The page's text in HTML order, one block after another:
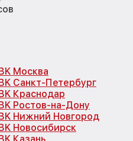
Москва
Санкт-Петербург
Краснодар
Ростов-на-Дону
Нижний Новгород
Новосибирск